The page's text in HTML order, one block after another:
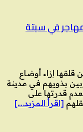
في سبتة
قلقها إزاء أوضاع
بذويهم في مدينة
قدرتها على
[اقرأ المزيد….]